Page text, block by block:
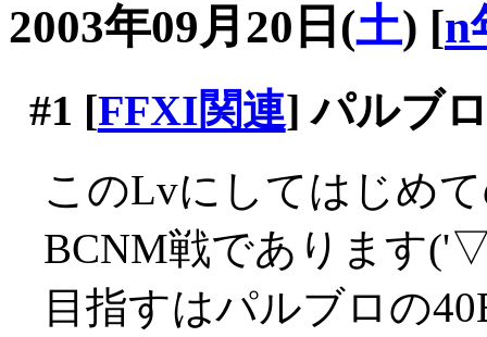
2003年09月20日(土) [n
#1 [FFXI関連] パルブ
このLvにしてはじめ
BCNM戦であります
目指すはパルブロの